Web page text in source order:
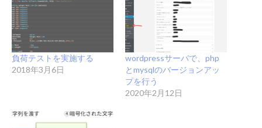
負荷テストを実施する
2018年3月6日
wordpressサーバで、php
とmysqlのバージョンアッ
プを行う
2020年2月12日